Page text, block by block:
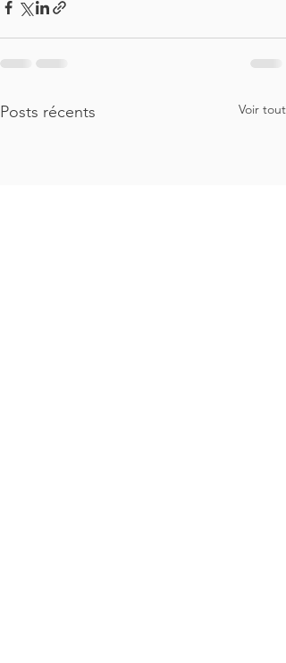
Posts récents Voir tout